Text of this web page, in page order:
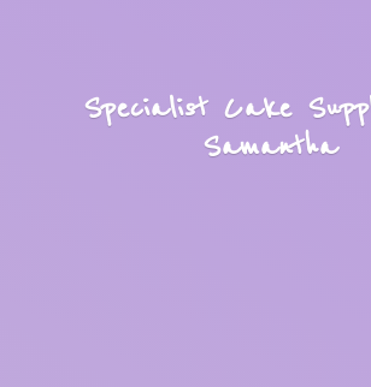
Specialist Cake
Samantha